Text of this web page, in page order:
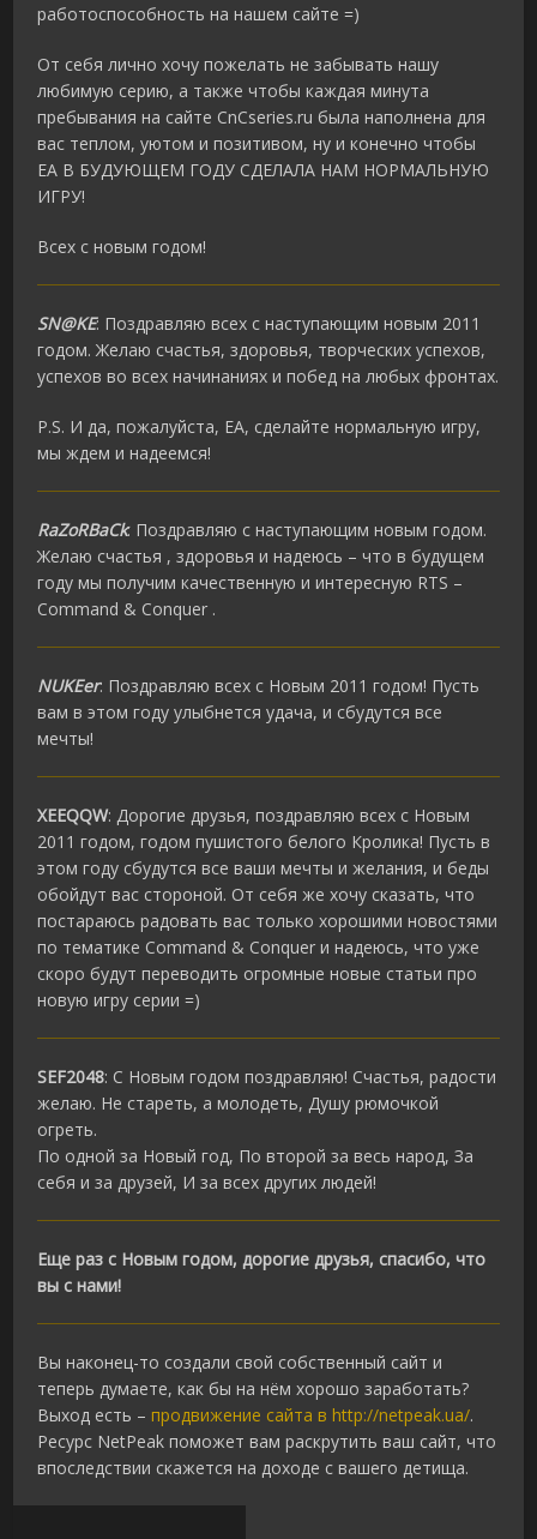
работоспособность на нашем сайте =)
От себя лично хочу пожелать не забывать нашу
любимую серию, а также чтобы каждая минута
пребывания на сайте CnCseries.ru была наполнена для
вас теплом, уютом и позитивом, ну и конечно чтобы
ЕА В БУДУЮЩЕМ ГОДУ СДЕЛАЛА НАМ НОРМАЛЬНУЮ
ИГРУ!
Всех с новым годом!
SN@KE: Поздравляю всех с наступающим новым 2011
годом. Желаю счастья, здоровья, творческих успехов,
успехов во всех начинаниях и побед на любых фронтах.
P.S. И да, пожалуйста, ЕА, сделайте нормальную игру,
мы ждем и надеемся!
RaZoRBaCk: Поздравляю с наступающим новым годом.
Желаю счастья , здоровья и надеюсь – что в будущем
году мы получим качественную и интересную RTS –
Command & Conquer .
NUKEer: Поздравляю всех с Новым 2011 годом! Пусть
вам в этом году улыбнется удача, и сбудутся все
мечты!
XEEQQW: Дорогие друзья, поздравляю всех с Новым
2011 годом, годом пушистого белого Кролика! Пусть в
этом году сбудутся все ваши мечты и желания, и беды
обойдут вас стороной. От себя же хочу сказать, что
постараюсь радовать вас только хорошими новостями
по тематике Command & Conquer и надеюсь, что уже
скоро будут переводить огромные новые статьи про
новую игру серии =)
SEF2048: С Новым годом поздравляю! Счастья, радости
желаю. Не стареть, а молодеть, Душу рюмочкой
огреть.
По одной за Новый год, По второй за весь народ, За
себя и за друзей, И за всех других людей!
Еще раз с Новым годом, дорогие друзья, спасибо, что
вы с нами!
Вы наконец-то создали свой собственный сайт и
теперь думаете, как бы на нём хорошо заработать?
Выход есть –продвижение сайта в http://netpeak.ua/.
Ресурс NetPeak поможет вам раскрутить ваш сайт, что
впоследствии скажется на доходе с вашего детища.